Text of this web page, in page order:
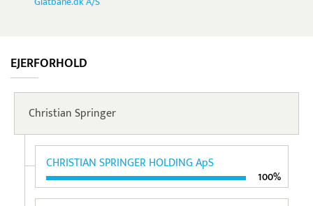
EJERFORHOLD
Christian Springer
CHRISTIAN SPRINGER HOLDING ApS
100%